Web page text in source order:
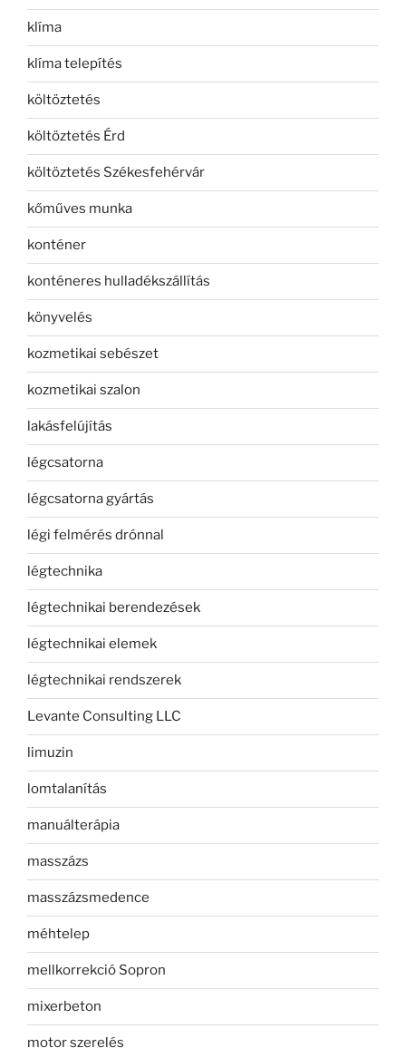
klíma
klíma telepítés
költöztetés
költöztetés Érd
költöztetés Székesfehérvár
kőműves munka
konténer
konténeres hulladékszállítás
könyvelés
kozmetikai sebészet
kozmetikai szalon
lakásfelújítás
légcsatorna
légcsatorna gyártás
légi felmérés drónnal
légtechnika
légtechnikai berendezések
légtechnikai elemek
légtechnikai rendszerek
Levante Consulting LLC
limuzin
lomtalanítás
manuálterápia
masszázs
masszázsmedence
méhtelep
mellkorrekció Sopron
mixerbeton
motor szerelés